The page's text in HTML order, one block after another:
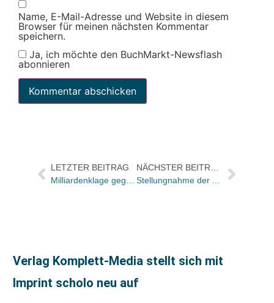
Name, E-Mail-Adresse und Website in diesem
Browser für meinen nächsten Kommentar
speichern.
Ja, ich möchte den BuchMarkt-Newsflash
abonnieren
LETZTER BEITRAG
Verlag Komplett-Media stellt sich mit
Imprint scholo neu auf